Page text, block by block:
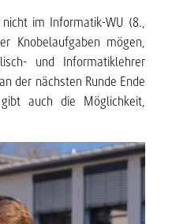
im Informatik-WU (8.,
Knobelaufgaben mögen,
und Informatiklehrer
der nächsten Runde Ende
auch die Möglichkeit,